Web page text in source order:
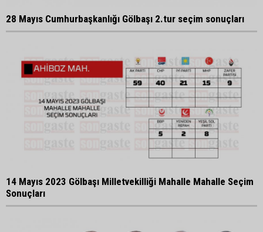
28 Mayıs Cumhurbaşkanlığı Gölbaşı 2.tur seçim sonuçları
14 Mayıs 2023 Gölbaşı Milletvekilliği Mahalle Mahalle Seçim
Sonuçları